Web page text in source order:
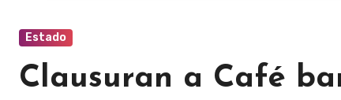
Estado
Clausuran a Café